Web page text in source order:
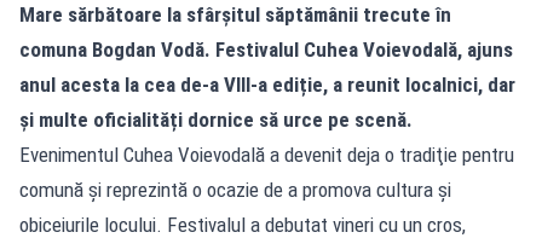
Mare sărbătoare la sfârșitul săptămânii trecute în
comuna Bogdan Vodă. Festivalul Cuhea Voievodală, ajuns
anul acesta la cea de-a VIII-a ediție, a reunit localnici, dar
și multe oficialități dornice să urce pe scenă.
Evenimentul Cuhea Voievodală a devenit deja o tradiţie pentru
comună şi reprezintă o ocazie de a promova cultura şi
obiceiurile locului. Festivalul a debutat vineri cu un cros,